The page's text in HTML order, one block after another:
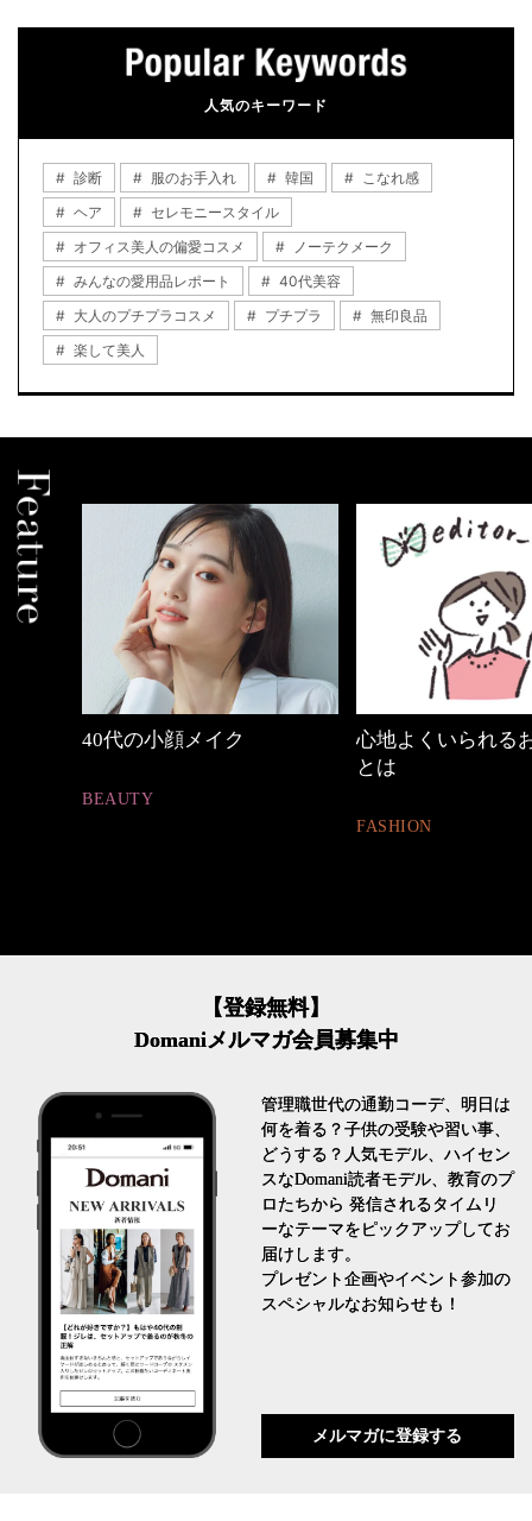
人気のキーワード
診断 服のお手入れ 韓国
こなれ感
ヘア
セレモニースタイル
オフィス美人の偏愛コスメ
ノーテクメーク
みんなの愛用品レポート
40代美容
大人のプチプラコスメ
プチプラ
無印良品
楽して美人
心地よくいられるおしゃれ
優木まおみさ
LIFESTYLE
【登録無料】
Domaniメルマガ会員募集中
管理職世代の通勤コーデ、明日は
何を着る？子供の受験や習い事、
どうする？人気モデル、ハイセン
スなDomani読者モデル、教育のプ
ロたちから 発信されるタイムリ
ーなテーマをピックアップしてお
届けします。
プレゼント企画やイベント参加の
スペシャルなお知らせも！
メルマガに登録する